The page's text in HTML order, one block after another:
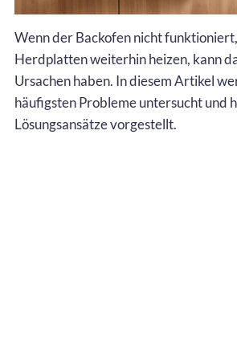
Wenn der Backofen nicht
Herdplatten weiterhin heizen, kann
Ursachen haben. In diesem Artikel
häufigsten Probleme untersucht und
Lösungsansätze vorgestellt.